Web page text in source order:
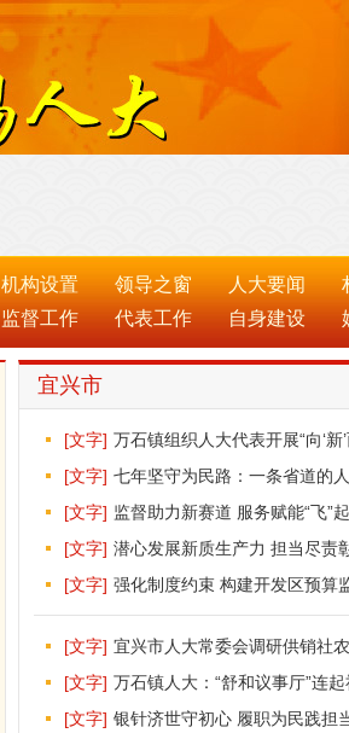
机构设置 领导之窗 人大要闻
监督工作 代表工作 自身建设
宜兴市
[文字] 万石镇组织人大代表开展“向‘新
[文字] 七年坚守为民路：一条省道的
[文字] 监督助力新赛道 服务赋能“飞”
[文字] 潜心发展新质生产力 担当尽责
[文字] 强化制度约束 构建开发区预算
[文字] 宜兴市人大常委会调研供销社
[文字] 万石镇人大：“舒和议事厅”连
[文字] 银针济世守初心 履职为民践担